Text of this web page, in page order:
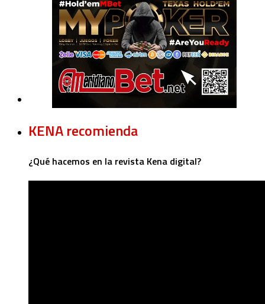
KENA recomienda
¿Qué hacemos en la revista Kena digital?